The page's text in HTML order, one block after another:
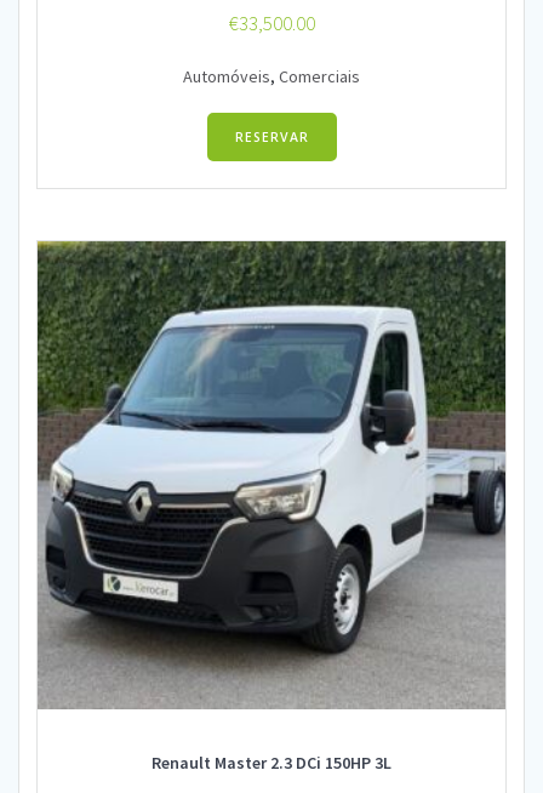
€33,500.00
Automóveis, Comerciais
RESERVAR
Renault Master 2.3 DCi 150HP 3L